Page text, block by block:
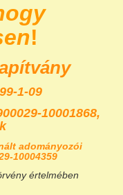
!
1-09
10001868,
adományozói
10004359
értelmében